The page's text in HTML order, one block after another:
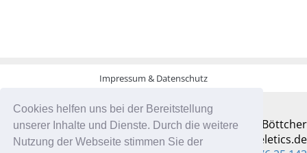
Cookies helfen uns bei der Bereitstellung
unserer Inhalte und Dienste. Durch die weitere
Nutzung der Webseite stimmen Sie der
Impressum & Datenschutz
Jannis Böttcher
info@treeletics.de